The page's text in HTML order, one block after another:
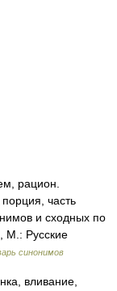
рацион.
часть
и сходных по
М.: Русские
синонимов
вливание,